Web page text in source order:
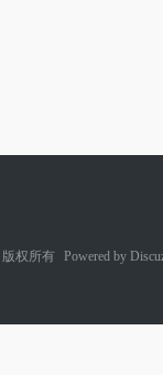
版权所有 Powered by